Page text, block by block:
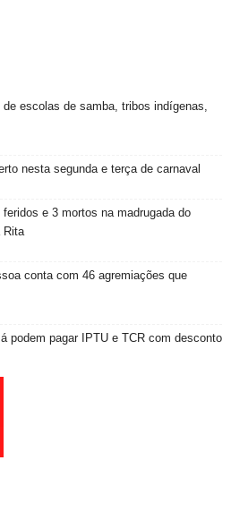
escolas de samba, tribos indígenas,
nesta segunda e terça de carnaval
e 3 mortos na madrugada do
Rita
conta com 46 agremiações que
podem pagar IPTU e TCR com desconto